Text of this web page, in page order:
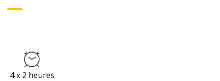
4 x 2 heures